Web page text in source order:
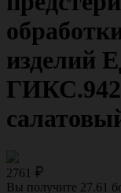
изделий
2761
Вы получите 27.61